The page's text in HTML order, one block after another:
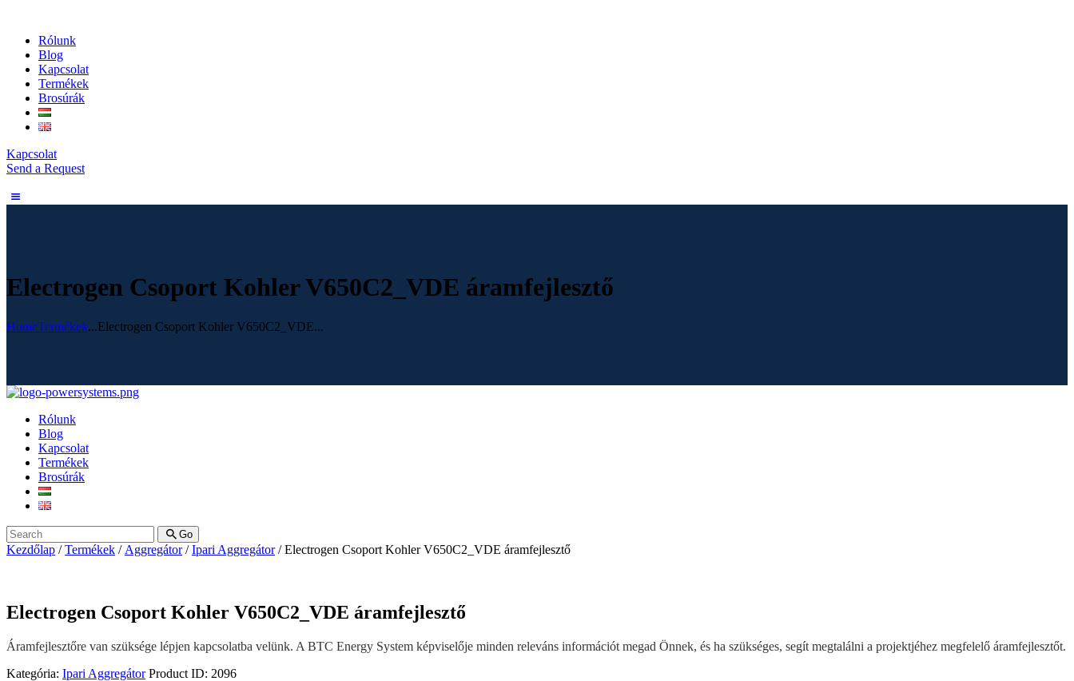
Rólunk
Blog
Kapcsolat
Termékek
Brosúrák
Kapcsolat
Send a Request
Electrogen Csoport Kohler V650C2_VDE áramfejlesztő
HomeTermékek...Electrogen Csoport Kohler V650C2_VDE...
Rólunk
Blog
Kapcsolat
Termékek
Brosúrák
Go
Kezdőlap /Termékek / Aggregátor/Ipari Aggregátor/ Electrogen Csoport Kohler V650C2_VDE áramfejlesztő
Electrogen Csoport Kohler V650C2_VDE áramfejlesztő
Áramfejlesztőre van szüksége lépjen kapcsolatba velünk. A BTC Energy System képviselője minden releváns információt megad Önnek, és ha szükséges, segít megtalálni a projektjéhez megfelelő áramfejlesztőt.
Kategória: Ipari Aggregátor Product ID: 2096